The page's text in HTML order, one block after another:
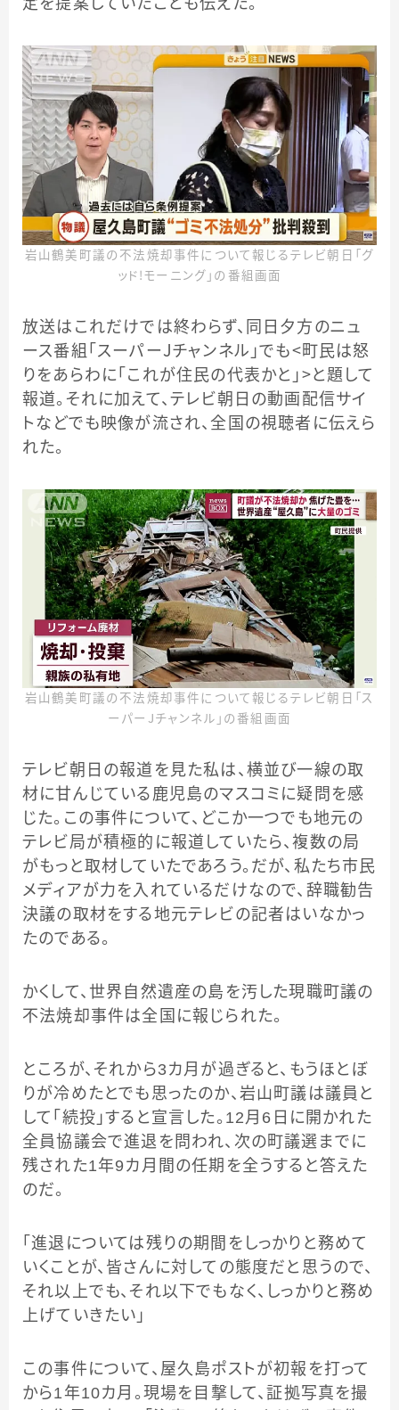
定を提案していたことも伝えた。
岩山鶴美町議の不法焼却事件について報じるテレビ朝日「グ
ッド！モーニング」の番組画面
放送はこれだけでは終わらず、同日夕方のニュ
ース番組「スーパーＪチャンネル」でも＜町民は怒
りをあらわに「これが住民の代表かと」＞と題して
報道。それに加えて、テレビ朝日の動画配信サイ
トなどでも映像が流され、全国の視聴者に伝えら
れた。
岩山鶴美町議の不法焼却事件について報じるテレビ朝日「ス
ーパーＪチャンネル」の番組画面
テレビ朝日の報道を見た私は、横並び一線の取
材に甘んじている鹿児島のマスコミに疑問を感
じた。この事件について、どこか一つでも地元の
テレビ局が積極的に報道していたら、複数の局
がもっと取材していたであろう。だが、私たち市民
メディアが力を入れているだけなので、辞職勧告
決議の取材をする地元テレビの記者はいなかっ
たのである。
かくして、世界自然遺産の島を汚した現職町議の
不法焼却事件は全国に報じられた。
ところが、それから3カ月が過ぎると、もうほとぼ
りが冷めたとでも思ったのか、岩山町議は議員と
して「続投」すると宣言した。12月6日に開かれた
全員協議会で進退を問われ、次の町議選までに
残された1年9カ月間の任期を全うすると答えた
のだ。
「進退については残りの期間をしっかりと務めて
いくことが、皆さんに対しての態度だと思うので、
それ以上でも、それ以下でもなく、しっかりと務め
上げていきたい」
この事件について、屋久島ポストが初報を打って
から1年10カ月。現場を目撃して、証拠写真を撮